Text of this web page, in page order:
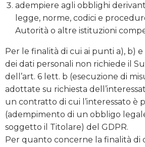
adempiere agli obblighi
legge, norme, codici e
Autorità o altre istituzioni
Per le finalità di cui ai punti a), b)
dei dati personali non richiede il
dell’art. 6 lett. b (esecuzione di
adottate su richiesta
un contratto di cui l’interessato è
(adempimento di un obbligo
soggetto il Titolare) del GDPR.
Per quanto concerne la finalità di